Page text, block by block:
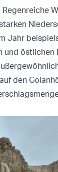
Jahr
östlichen
den